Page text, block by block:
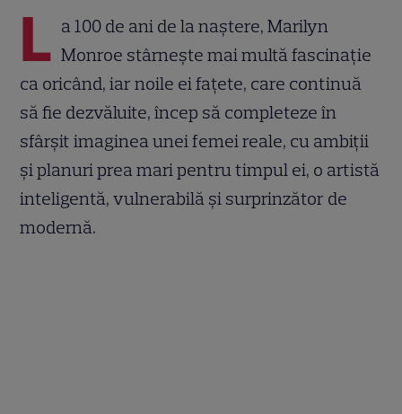
L a 100 de ani de la naștere, Marilyn
Monroe stârnește mai multă fascinație
ca oricând, iar noile ei fațete, care continuă
să fie dezvăluite, încep să completeze în
sfârșit imaginea unei femei reale, cu ambiții
și planuri prea mari pentru timpul ei, o artistă
inteligentă, vulnerabilă și surprinzător de
modernă.